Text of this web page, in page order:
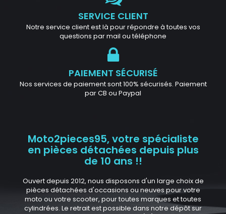
SERVICE CLIENT
Notre service client est là pour répondre à toutes vos
questions par mail ou téléphone
PAIEMENT SÉCURISÉ
Nos services de paiement sont 100% sécurisés. Paiement
par CB ou Paypal
Moto2pieces95, votre spécialiste
en pièces détachées depuis plus
de 10 ans !!
Ouvert depuis 2012, nous disposons d'un large choix de
pièces détachées d'occasions ou neuves pour votre
moto ou votre scooter, pour toutes marques et toutes
cylindrées. Le retrait est possible dans notre dépôt sur